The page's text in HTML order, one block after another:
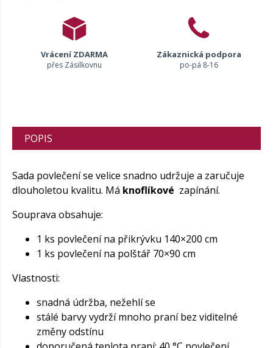
Vrácení ZDARMA
přes Zásilkovnu
Zákaznická podpora
po-pá 8-16
POPIS
Sada povlečení se velice snadno udržuje a zaručuje
dlouholetou kvalitu. Má knoflíkové zapínání.
Souprava obsahuje:
1 ks povlečení na přikrývku 140×200 cm
1 ks povlečení na polštář 70×90 cm
Vlastnosti:
snadná údržba, nežehlí se
stálé barvy vydrží mnoho praní bez viditelné
změny odstínu